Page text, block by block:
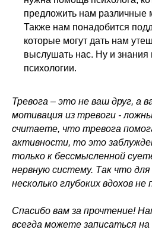
предложить нам различные
Также нам понадобится
которые могут дать нам
выслушать нас. Ну и знания
психологии.
Тревога – это не ваш друг, а
мотивация из тревоги -
считаете, что тревога
активности, то это
только к бессмысленной
нервную систему. Так что
несколько глубоких вдохов
Спасибо вам за прочтение!
всегда можете записаться на